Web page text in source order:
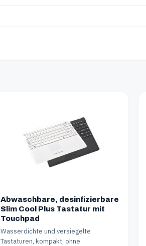
Abwaschbare, desinfizierbare
Slim Cool Plus Tastatur mit
Touchpad
Wasserdichte und versiegelte
Tastaturen, kompakt, ohne